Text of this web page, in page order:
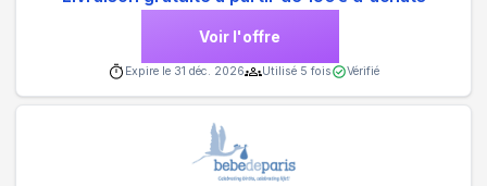
Voir l'offre
Expire le 31 déc. 2026 Utilisé 5 fois Vérifié